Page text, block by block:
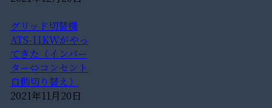
グリッド切替機
ATS-11KWがやっ
てきた（インバー
ター⇔コンセント
自動切り替え）
2021年11月20日